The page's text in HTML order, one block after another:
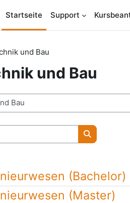
Startseite
Support
und Bau
und Bau
Kurse
(Bachelor)
(Master)